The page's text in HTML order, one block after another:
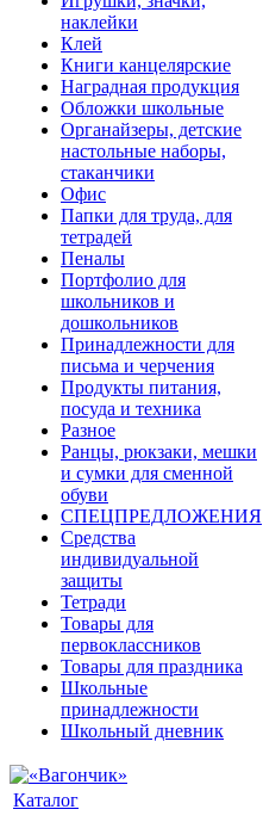
наклейки
Клей
Книги канцелярские
Наградная продукция
Обложки школьные
Органайзеры, детские
настольные наборы,
стаканчики
Офис
Папки для труда, для
тетрадей
Пеналы
Портфолио для
школьников и
дошкольников
Принадлежности для
письма и черчения
Продукты питания,
посуда и техника
Разное
Ранцы, рюкзаки, мешки
и сумки для сменной
обуви
СПЕЦПРЕДЛОЖЕНИЯ
Средства
индивидуальной
защиты
Тетради
Товары для
первоклассников
Товары для праздника
Школьные
принадлежности
Школьный дневник
Каталог